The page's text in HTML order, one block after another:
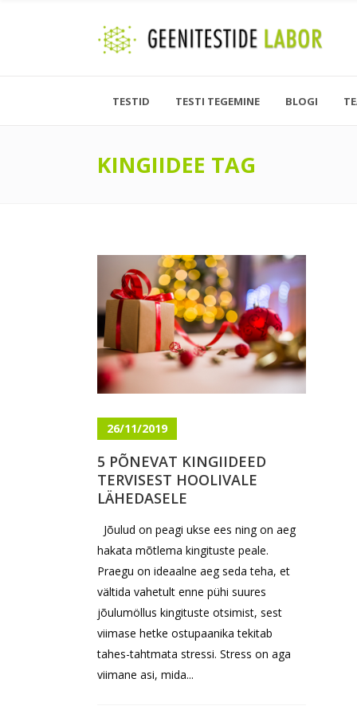
TESTID TESTI TEGEMINE BLOGI
KINGIIDEE TAG
26/11/2019
5 PÕNEVAT KINGIIDEED
TERVISEST HOOLIVALE
LÄHEDASELE
Jõulud on peagi ukse ees ning on aeg
hakata mõtlema kingituste peale.
Praegu on ideaalne aeg seda teha, et
vältida vahetult enne pühi suures
jõulumöllus kingituste otsimist, sest
viimase hetke ostupaanika tekitab
tahes-tahtmata stressi. Stress on aga
viimane asi, mida...